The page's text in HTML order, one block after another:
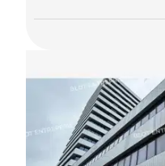
7 parkings privatifs